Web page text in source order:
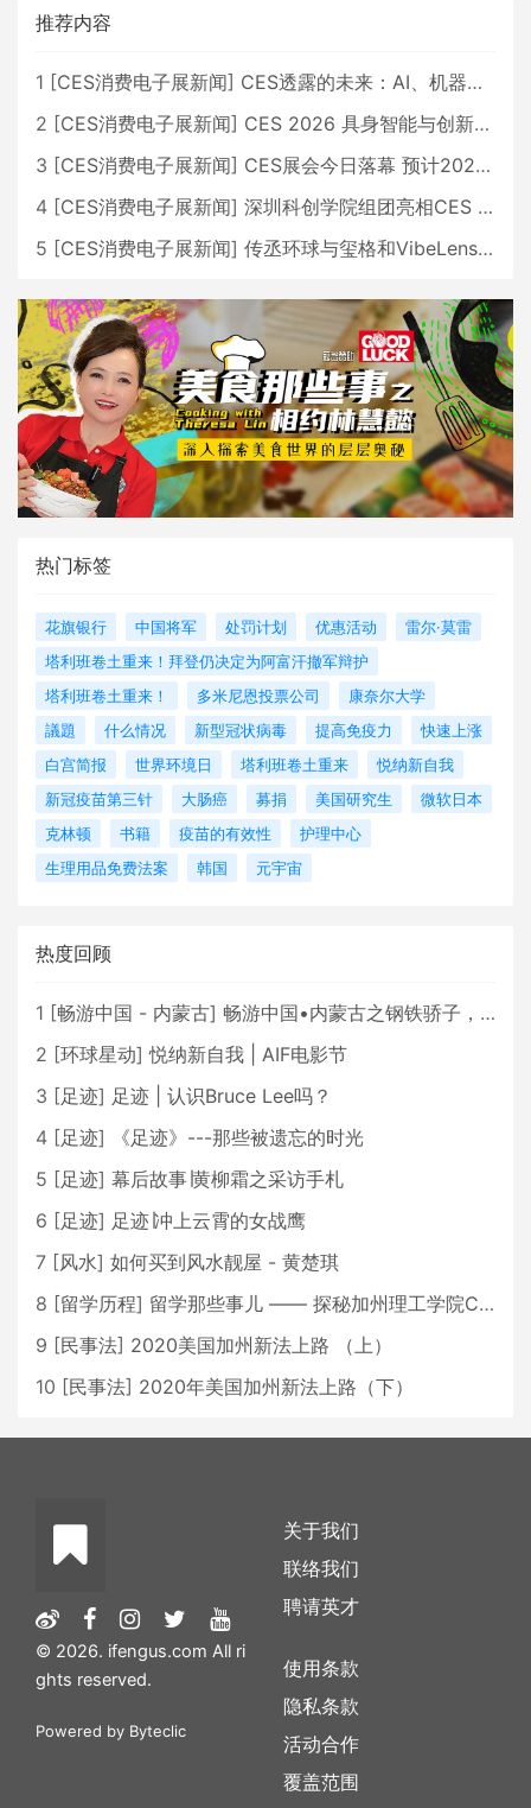
推荐内容
1 [CES消费电子展新闻] CES透露的未来：AI、机器人与智能生活大爆发
2 [CES消费电子展新闻] CES 2026 具身智能与创新领域 中国公司大放异彩
3 [CES消费电子展新闻] CES展会今日落幕 预计2026行业收入将超五千亿美元
4 [CES消费电子展新闻] 深圳科创学院组团亮相CES 广受好评
5 [CES消费电子展新闻] 传丞环球与玺格和VibeLens共同推出全新耳机
热门标签
花旗银行 中国将军 处罚计划 优惠活动
雷尔·莫雷
塔利班卷土重来！拜登仍决定为阿富汗撤军辩护
塔利班卷土重来！
多米尼恩投票公司
康奈尔大学
議題
什么情况 新型冠状病毒 提高免疫力
快速上涨
白宫简报
世界环境日 塔利班卷土重来
悦纳新自我
新冠疫苗第三针
大肠癌 募捐 美国研究生
微软日本
克林顿
书籍 疫苗的有效性
护理中心
生理用品免费法案
韩国 元宇宙
热度回顾
1 [畅游中国 - 内蒙古] 畅游中国•内蒙古之钢铁骄子，魅力包头
2 [环球星动] 悦纳新自我 | AIF电影节
3 [足迹] 足迹 | 认识Bruce Lee吗？
4 [足迹]
《足迹》---那些被遗忘的时光
5 [足迹] 幕后故事∣黄柳霜之采访手札
6 [足迹] 足迹∣冲上云霄的女战鹰
7 [风水] 如何买到风水靓屋 - 黄楚琪
8 [留学历程] 留学那些事儿 —— 探秘加州理工学院Caltech博士生活 [上集]
9 [民事法] 2020美国加州新法上路 （上）
10 [民事法] 2020年美国加州新法上路（下）
© 2026. ifengus.com All ri
ghts reserved.
Powered by Byteclic
关于我们
联络我们
聘请英才
使用条款
隐私条款
活动合作
覆盖范围